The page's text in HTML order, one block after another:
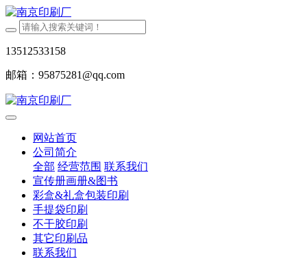
13512533158
邮箱：95875281@qq.com
网站首页
公司简介
全部 经营范围 联系我们
宣传册画册&图书
彩盒&礼盒包装印刷
手提袋印刷
不干胶印刷
其它印刷品
联系我们